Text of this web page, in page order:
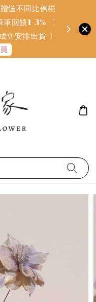
送不同比例椛
回饋1-3% 〔
安排出貨 〕